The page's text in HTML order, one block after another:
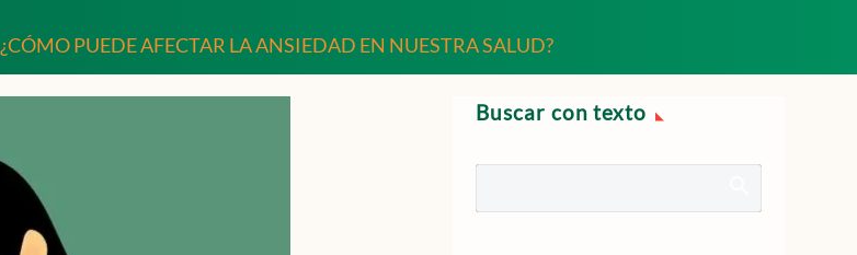
¿CÓMO PUEDE AFECTAR LA ANSIEDAD EN NUESTRA SALUD?
Buscar con texto